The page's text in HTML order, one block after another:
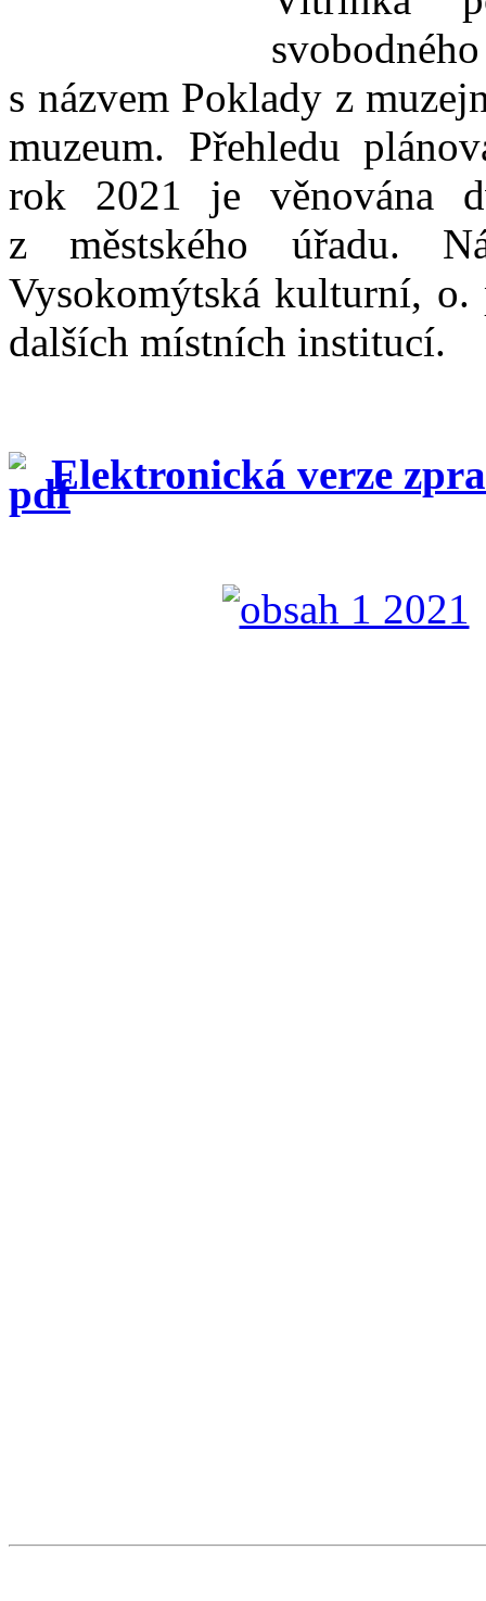
s názvem Poklady z
muzeum. Přehledu
rok 2021 je věnována
z městského úřadu.
Vysokomýtská kulturní, o.
dalších místních institucí.
Elektronická verze